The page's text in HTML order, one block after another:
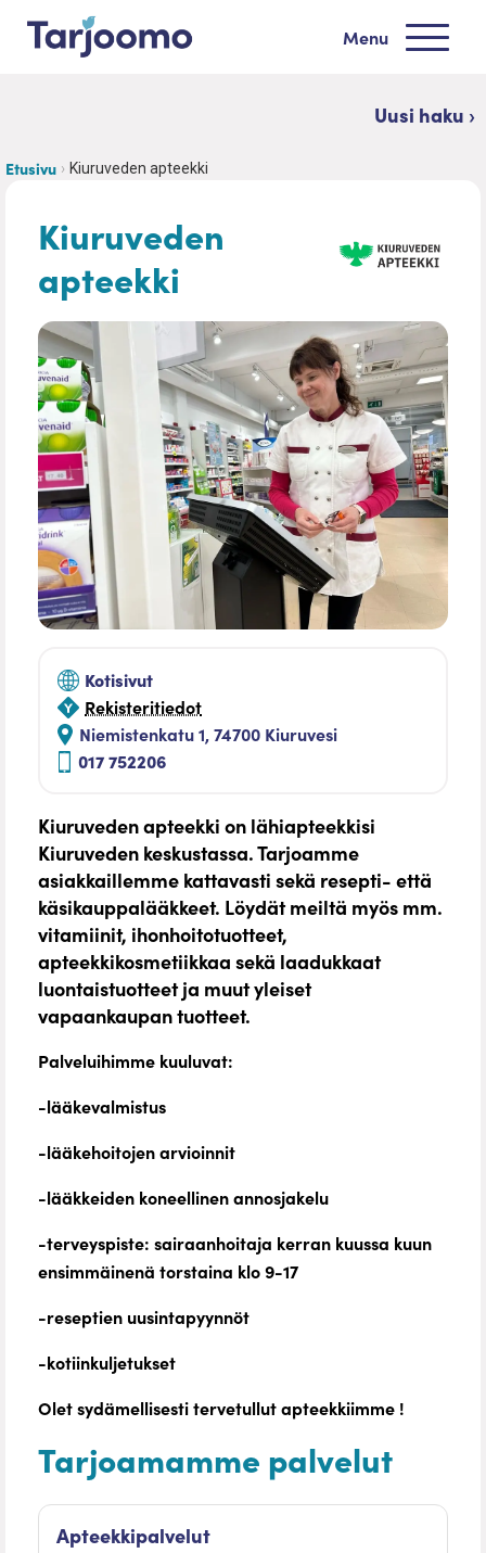
Siirry sisältöön
Menu
Uusi haku ›
Etusivu Kiuruveden apteekki
Kiuruveden
apteekki
Niemistenkatu 1, 74700 Kiuruvesi
017 752206
Kotisivut
Rekisteritiedot
Kiuruveden apteekki on lähiapteekkisi
Kiuruveden keskustassa. Tarjoamme
asiakkaillemme kattavasti sekä resepti- että
käsikauppalääkkeet. Löydät meiltä myös mm.
vitamiinit, ihonhoitotuotteet,
apteekkikosmetiikkaa sekä laadukkaat
luontaistuotteet ja muut yleiset
vapaankaupan tuotteet.
Palveluihimme kuuluvat:
-lääkevalmistus
-lääkehoitojen arvioinnit
-lääkkeiden koneellinen annosjakelu
-terveyspiste: sairaanhoitaja kerran kuussa kuun
ensimmäinenä torstaina klo 9-17
-reseptien uusintapyynnöt
-kotiinkuljetukset
Olet sydämellisesti tervetullut apteekkiimme !
Tarjoamamme palvelut
Apteekkipalvelut